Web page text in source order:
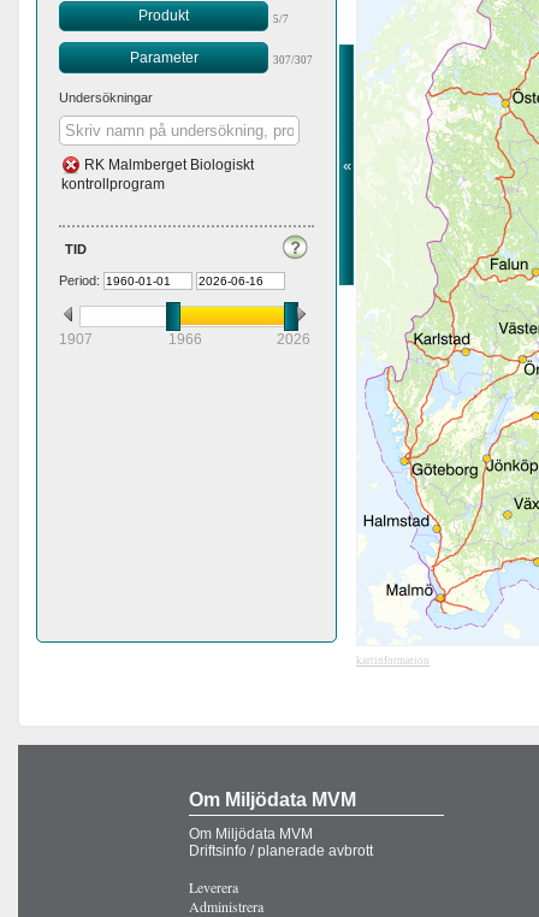
Produkt 5/7
Parameter 307/307
Undersökningar
RK Malmberget Biologiskt
kontrollprogram
tid
Period:
1907 1966 2026
«
kartinformation
Om Miljödata MVM
Om Miljödata MVM
Driftsinfo / planerade avbrott
Leverera
Administrera